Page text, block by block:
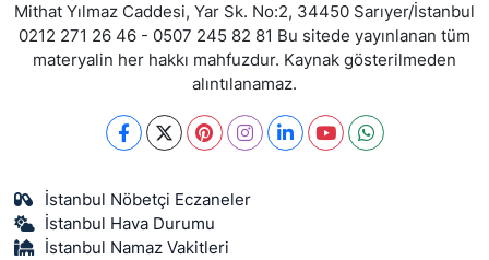
Mithat Yılmaz Caddesi, Yar Sk. No:2, 34450 Sarıyer/İstanbul
0212 271 26 46 - 0507 245 82 81 Bu sitede yayınlanan tüm
materyalin her hakkı mahfuzdur. Kaynak gösterilmeden
alıntılanamaz.
İstanbul Nöbetçi Eczaneler
İstanbul Hava Durumu
İstanbul Namaz Vakitleri